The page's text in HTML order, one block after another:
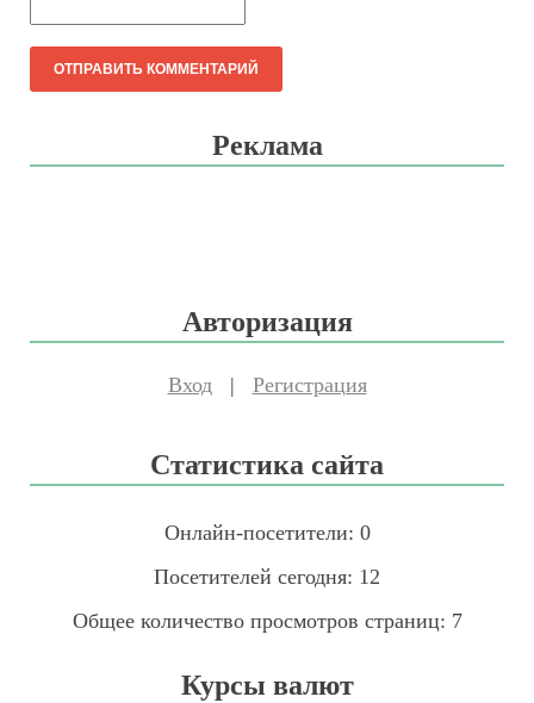
Реклама
Авторизация
Вход| Регистрация
Статистика сайта
Онлайн-посетители: 0
Посетителей сегодня: 12
Общее количество просмотров страниц: 7
Курсы валют